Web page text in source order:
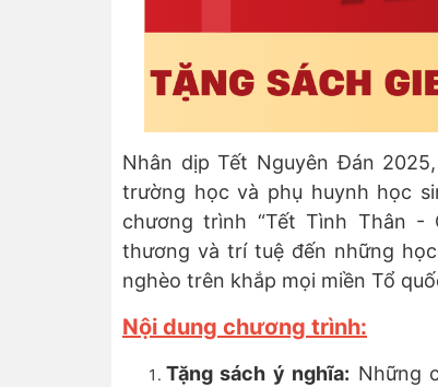
Nhân dịp Tết Nguyên Đán
trường học và phụ huynh học
chương trình “Tết Tình Thân -
thương và trí tuệ đến những
nghèo trên khắp mọi miền Tổ
Nội dung chương trình:
Tặng sách ý nghĩa: Những